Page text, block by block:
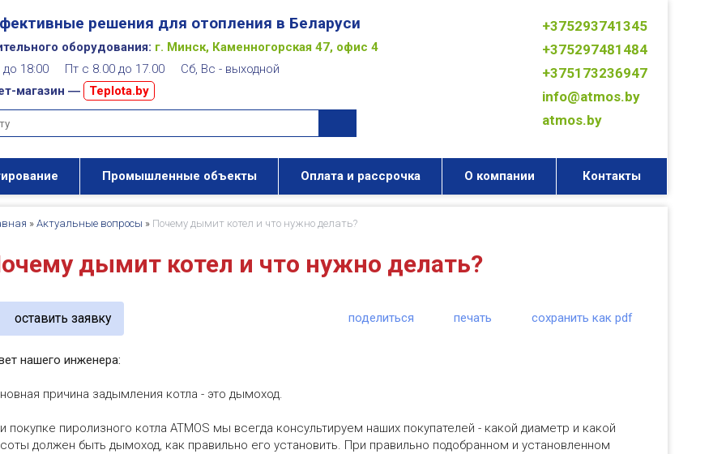
решения для отопления в Беларуси
оборудования: г. Минск, Каменногорская 47, офис 4
до 18:00 Пт с 8.00 до 17.00 Сб, Вс - выходной
магазин ―
Teplota.by
+375293741345
+375297481484
+375173236947
info@atmos.by
atmos.by
Промышленные объекты Оплата и рассрочка О компании Контакты
» Актуальные вопросы » Почему дымит котел и что нужно делать?
дымит котел и что нужно делать?
оставить заявку поделиться печать сохранить как pdf
нашего инженера:
причина задымления котла - это дымоход.
покупке пиролизного котла ATMOS мы всегда консультируем наших покупателей - какой диаметр и какой
должен быть дымоход, как правильно его установить. При правильно подобранном и установленном